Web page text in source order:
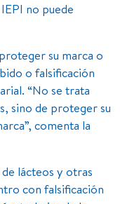
no puede
su marca o
o falsificación
“No se trata
sino de proteger su
comenta la
lácteos y otras
con falsificación